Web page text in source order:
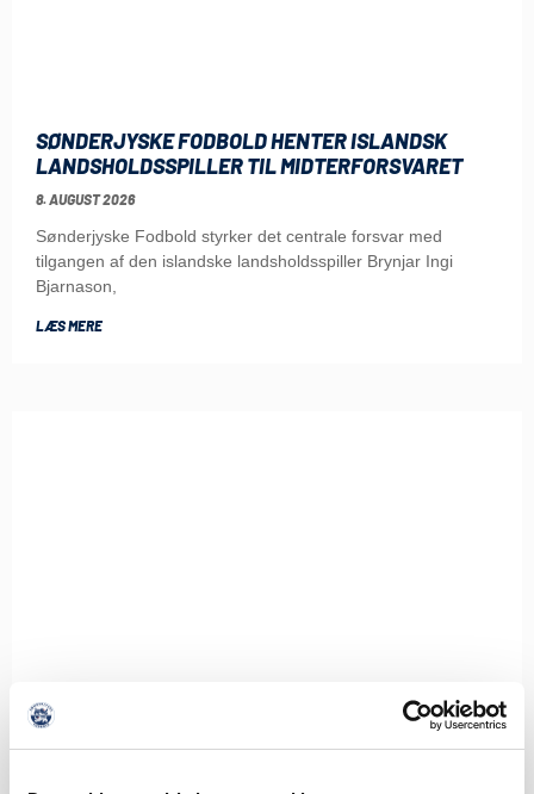
SØNDERJYSKE FODBOLD HENTER ISLANDSK
LANDSHOLDSSPILLER TIL MIDTERFORSVARET
8. AUGUST 2026
Sønderjyske Fodbold styrker det centrale forsvar med
tilgangen af den islandske landsholdsspiller Brynjar Ingi
Bjarnason,
LÆS MERE